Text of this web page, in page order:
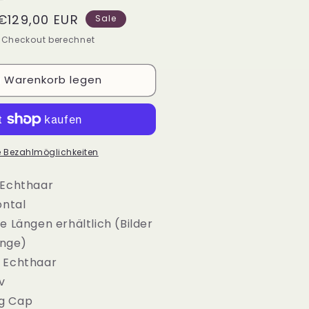
EUR
Sale
berechnet
Warenkorb legen
Bezahlmöglichkeiten
Längen erhältlich (Bilder
Echthaar
Cap